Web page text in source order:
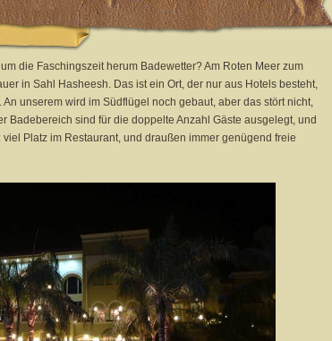
die Faschingszeit herum Badewetter? Am Roten Meer zum
in Sahl Hasheesh. Das ist ein Ort, der nur aus Hotels besteht,
unserem wird im Südflügel noch gebaut, aber das stört nicht,
Badebereich sind für die doppelte Anzahl Gäste ausgelegt, und
Platz im Restaurant, und draußen immer genügend freie